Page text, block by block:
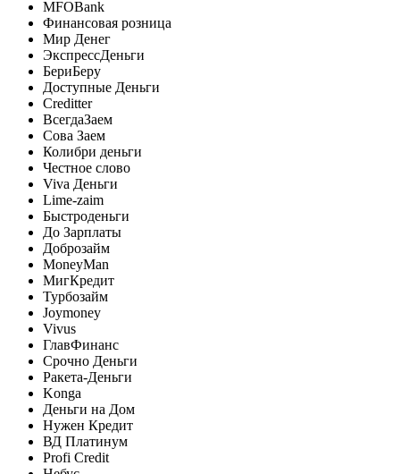
MFOBank
Финансовая розница
Мир Денег
ЭкспрессДеньги
БериБеру
Доступные Деньги
Creditter
ВсегдаЗаем
Сова Заем
Колибри деньги
Честное слово
Viva Деньги
Lime-zaim
Быстроденьги
До Зарплаты
Доброзайм
MoneyMan
МигКредит
Турбозайм
Joymoney
Vivus
ГлавФинанс
Срочно Деньги
Ракета-Деньги
Konga
Деньги на Дом
Нужен Кредит
ВД Платинум
Profi Credit